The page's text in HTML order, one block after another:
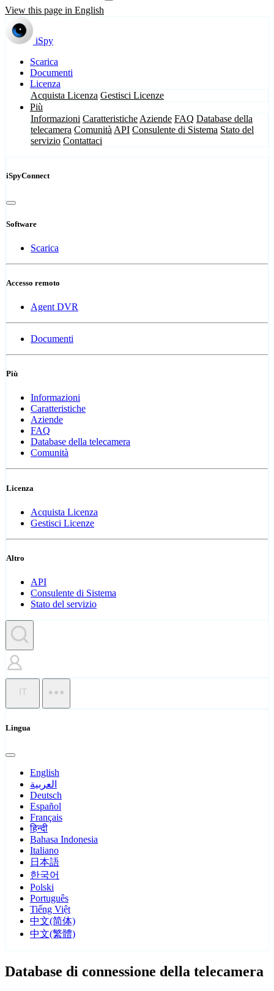
View this page in English
iSpy
Scarica
Documenti
Licenza
Acquista Licenza Gestisci Licenze
Più
Informazioni Caratteristiche Aziende FAQ Database della
telecamera Comunità API Consulente di Sistema Stato del
servizio Contattaci
iSpyConnect
Software
Scarica
Accesso remoto
Agent DVR
Documenti
Più
Informazioni
Caratteristiche
Aziende
FAQ
Database della telecamera
Comunità
Licenza
Acquista Licenza
Gestisci Licenze
Altro
API
Consulente di Sistema
Stato del servizio
IT
Lingua
English
العربية
Deutsch
Español
Français
हिन्दी
Bahasa Indonesia
Italiano
日本語
한국어
Polski
Português
Tiếng Việt
中文(简体)
中文(繁體)
Database di connessione della telecamera